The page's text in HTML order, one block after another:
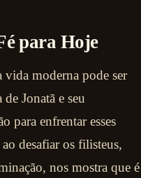
para Hoje
vida moderna pode ser
Jonatã e seu
para enfrentar esses
ao desafiar os filisteus,
nos mostra que é